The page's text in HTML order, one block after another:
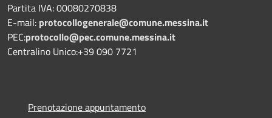
Partita IVA: 00080270838
E-mail: protocollogenerale@comune.messina.it
PEC:protocollo@pec.comune.messina.it
Centralino Unico:+39 090 7721
Prenotazione appuntamento